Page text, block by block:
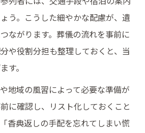
う。こうした細やかな配慮が、遺
ながります。葬儀の流れを事前に
や役割分担も整理しておくと、当
す。
地域の風習によって必要な準備が
に確認し、リスト化しておくこと
香典返しの手配を忘れてしまい慌